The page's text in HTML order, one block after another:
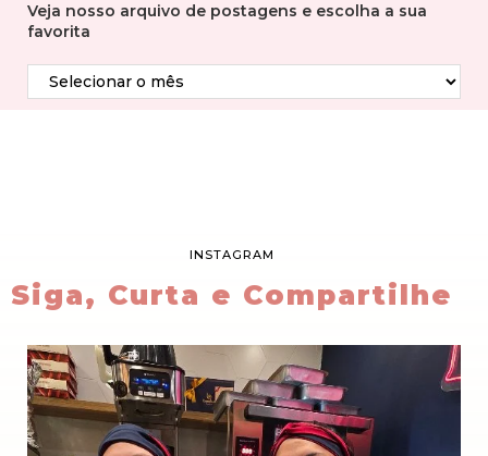
Veja nosso arquivo de postagens e escolha a sua
favorita
INSTAGRAM
Siga, Curta e Compartilhe